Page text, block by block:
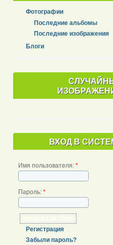
Фотографии
Последние альбомы
Последние изображения
Блоги
ВХОД В
Имя пользователя: *
Пароль: *
Регистрация
Забыли пароль?